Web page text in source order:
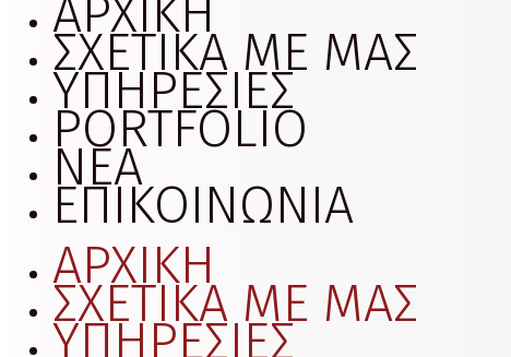
ΑΡΧΙΚΗ
ΣΧΕΤΙΚΑ ΜΕ ΜΑΣ
ΥΠΗΡΕΣΙΕΣ
PORTFOLIO
ΝΕΑ
ΕΠΙΚΟΙΝΩΝΙΑ
ΑΡΧΙΚΗ
ΣΧΕΤΙΚΑ ΜΕ ΜΑΣ
ΥΠΗΡΕΣΙΕΣ